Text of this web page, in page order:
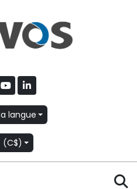
youtubelinkedin
langue
(C$)